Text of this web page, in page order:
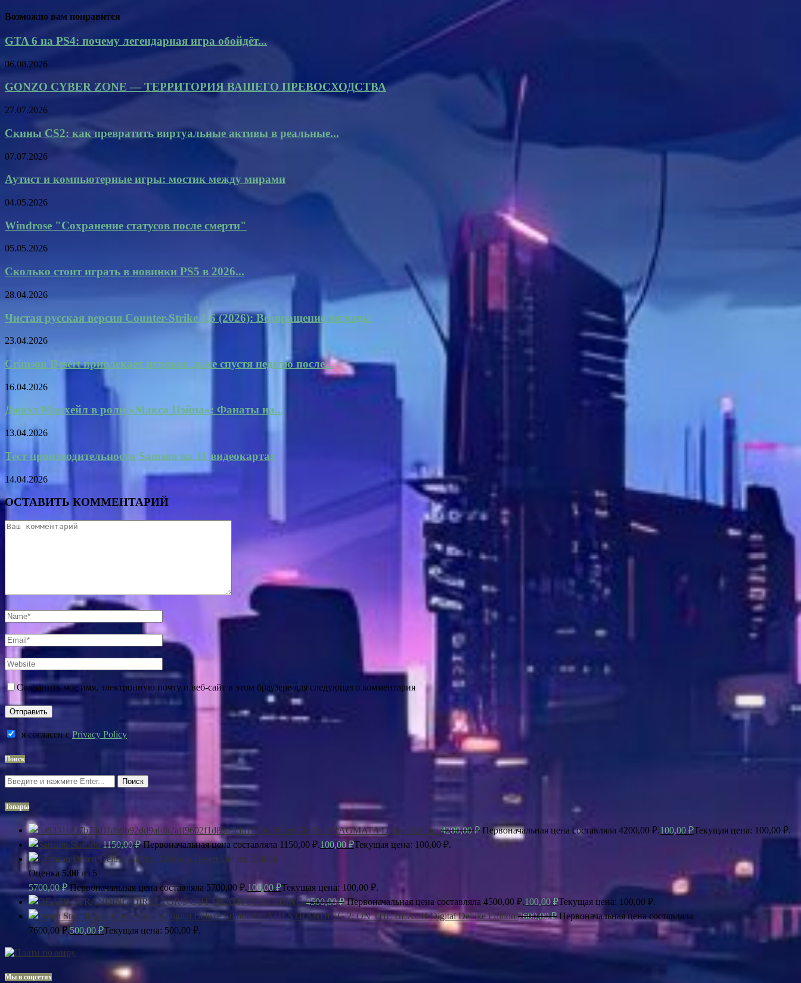
Возможно вам понравится
GTA 6 на PS4: почему легендарная игра обойдёт...
06.08.2026
GONZO CYBER ZONE — ТЕРРИТОРИЯ ВАШЕГО ПРЕВОСХОДСТВА
27.07.2026
Скины CS2: как превратить виртуальные активы в реальные...
07.07.2026
Аутист и компьютерные игры: мостик между мирами
04.05.2026
Windrose "Сохранение статусов после смерти"
05.05.2026
Сколько стоит играть в новинки PS5 в 2026...
28.04.2026
Чистая русская версия Counter-Strike 1.6 (2026): Возвращение легенды
23.04.2026
Crimson Desert привлекает игроков даже спустя неделю после...
16.04.2026
Джоэл Макхейл в роли «Макса Пэйна»: Фанаты на...
13.04.2026
Тест производительности Samson на 11 видеокартах
14.04.2026
ОСТАВИТЬ КОММЕНТАРИЙ
Сохранить мое имя, электронную почту и веб-сайт в этом браузере для следующего комментария
я согласен c Privacy Policy
Поиск
Поиск
Товары
PRAGMATA Deluxe Edition 4200,00₽ Первоначальная цена составляла 4200,00 ₽.100,00 ₽Текущая цена: 100,00 ₽.
Samson 1150,00₽ Первоначальная цена составляла 1150,00 ₽.100,00 ₽Текущая цена: 100,00 ₽.
Crimson Desert Deluxe Edition
Оценка 5.00 из 5
5700,00₽ Первоначальная цена составляла 5700,00 ₽.100,00 ₽Текущая цена: 100,00 ₽.
DEATH STRANDING 4500,00₽ Первоначальная цена составляла 4500,00 ₽.100,00 ₽Текущая цена: 100,00 ₽.
DEATH STRANDING 2: ON THE BEACH Digital Deluxe Edition 7600,00₽ Первоначальная цена составляла
7600,00 ₽.500,00 ₽Текущая цена: 500,00 ₽.
Мы в соцсетях